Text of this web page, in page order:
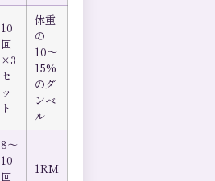
10
回
×3
セ
ッ
ト
体重
の
10〜
15%
のダ
ンベ
ル
8〜
10
回
1RM